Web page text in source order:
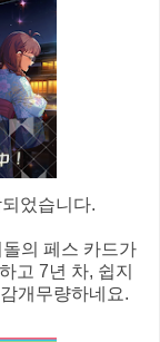
었습니다.
의 페스 카드가
고 7년 차, 쉽지
개무량하네요.